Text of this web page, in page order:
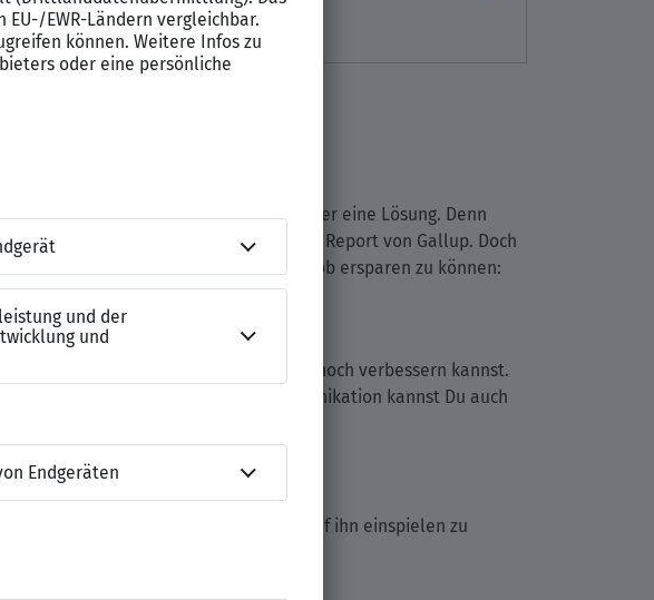
in ein anderes Unternehmen immer eine Lösung. Denn
klarkommen. Das zeigt ein aktueller Report von Gallup. Doch
um Dir die Suche nach einem neuen Job ersparen zu können:
welchen Bereichen Du Dich vielleicht noch verbessern kannst.
Ein kleiner Tipp: In der Art der Kommunikation kannst Du auch
offen und herzlich gegenübertritt!
Chefs zu verstehen, um Dich besser auf ihn einspielen zu